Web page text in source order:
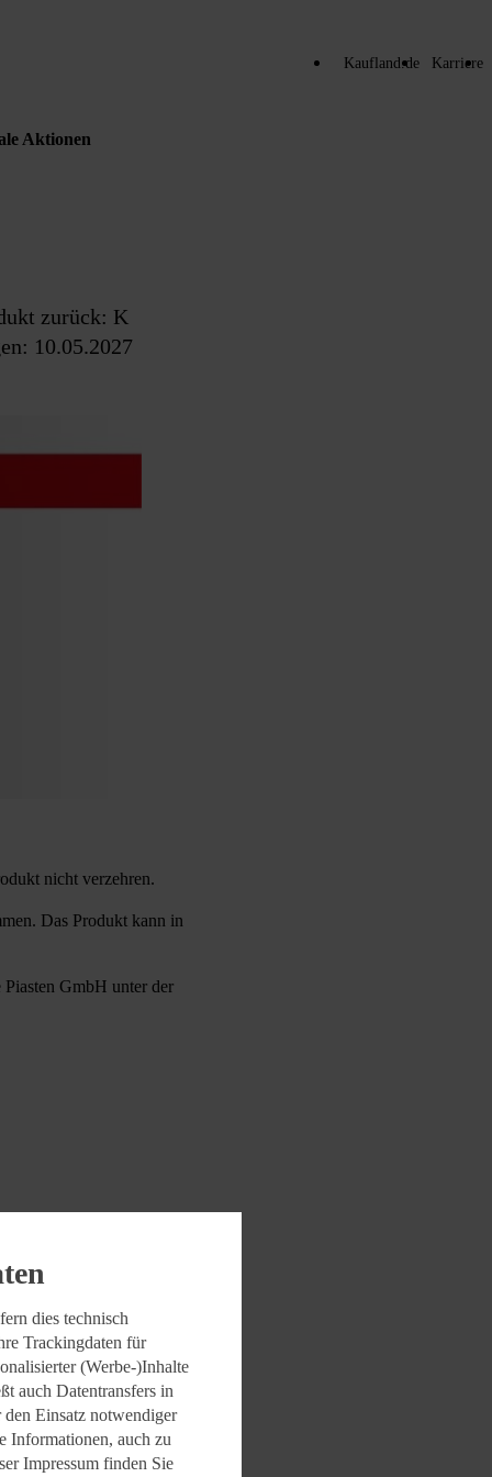
Aktionen
Kaufland.de Karriere
zurück: K
10.05.2027
nicht verzehren.
Das Produkt kann in
GmbH unter der
dies technisch
Trackingdaten für
(Werbe-)Inhalte
auch Datentransfers in
den Einsatz notwendiger
Informationen, auch zu
Impressum finden Sie